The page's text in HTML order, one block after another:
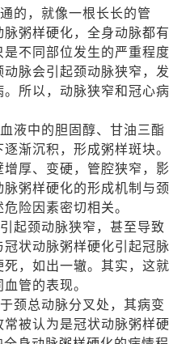
的，就像一根长长的管
粥样硬化，全身动脉都有
不同部位发生的严重程度
脉会引起颈动脉狭窄，发
所以，动脉狭窄和冠心病
液中的胆固醇、甘油三酯
渐沉积，形成粥样斑块。
厚、变硬，管腔狭窄，影
粥样硬化的形成机制与颈
险因素密切相关。
起颈动脉狭窄，甚至导致
状动脉粥样硬化引起冠脉
，如出一辙。其实，这就
管的表现。
颈总动脉分叉处，其病变
被认为是冠状动脉粥样硬